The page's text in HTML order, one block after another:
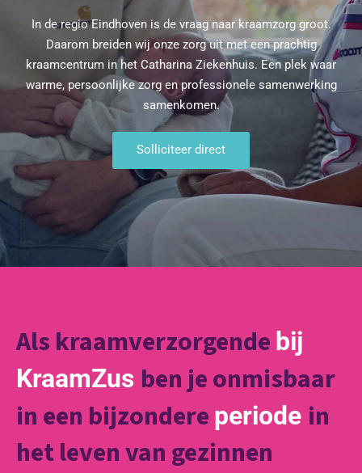
In de regioEindhovenis de vraag naar kraamzorg groot.
Daarom breiden wij onze zorg uit met een prachtig
kraamcentrum in het Catharina Ziekenhuis. Een plek waar
warme, persoonlijke zorg en professionele samenwerking
samenkomen.
Solliciteer direct
Als kraamverzorgende bij
KraamZus ben je onmisbaar
in een bijzondere periode in
het leven van gezinnen